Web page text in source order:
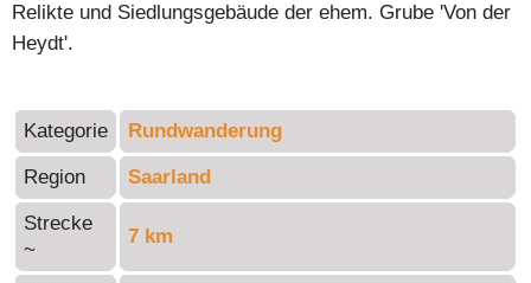
Relikte und Siedlungsgebäude der ehem. Grube 'Von der
Heydt'.
Kategorie Rundwanderung
Region Saarland
Strecke
~
7 km